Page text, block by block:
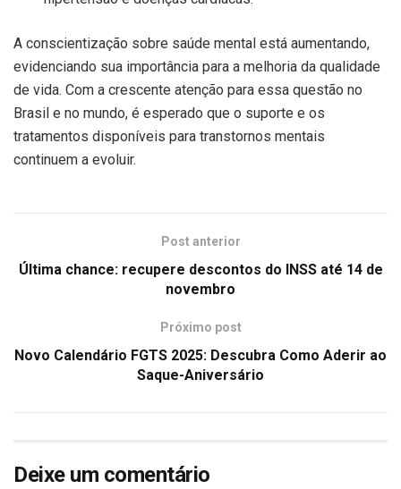
A conscientização sobre saúde mental está aumentando,
evidenciando sua importância para a melhoria da qualidade
de vida. Com a crescente atenção para essa questão no
Brasil e no mundo, é esperado que o suporte e os
tratamentos disponíveis para transtornos mentais
continuem a evoluir.
Post anterior
Última chance: recupere descontos do INSS até 14 de
novembro
Próximo post
Novo Calendário FGTS 2025: Descubra Como Aderir ao
Saque-Aniversário
Deixe um comentário